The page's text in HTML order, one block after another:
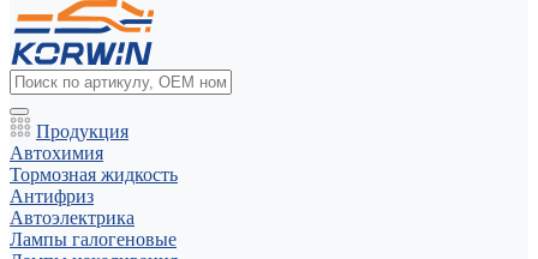
Продукция
Автохимия
Тормозная жидкость
Антифриз
Автоэлектрика
Лампы галогеновые